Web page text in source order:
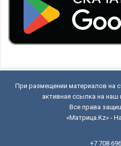
При размещении материалов на
активная ссылка на наш
Все права
«Матрица.Kz» -
+7 708